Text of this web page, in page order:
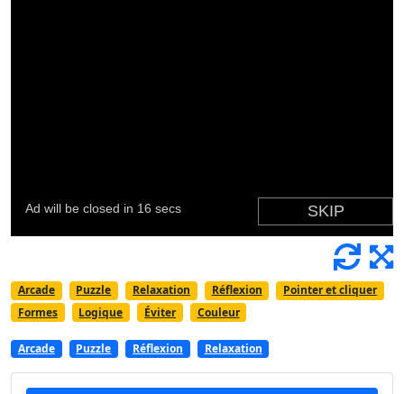
Arcade Puzzle Relaxation Réflexion
Pointer et cliquer
Formes
Logique Éviter Couleur
Arcade Puzzle Réflexion Relaxation